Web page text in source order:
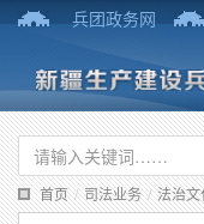
兵团政务网
首页 / 司法业务 / 法治文